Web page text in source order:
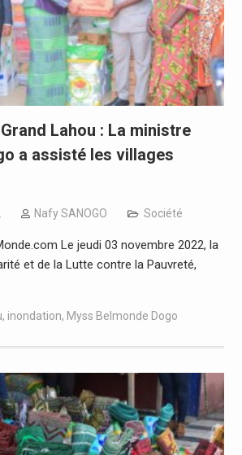
Lahou : La ministre
a assisté les villages
Nafy SANOGO Société
Le jeudi 03 novembre 2022, la
et de la Lutte contre la Pauvreté,
, inondation, Myss Belmonde Dogo